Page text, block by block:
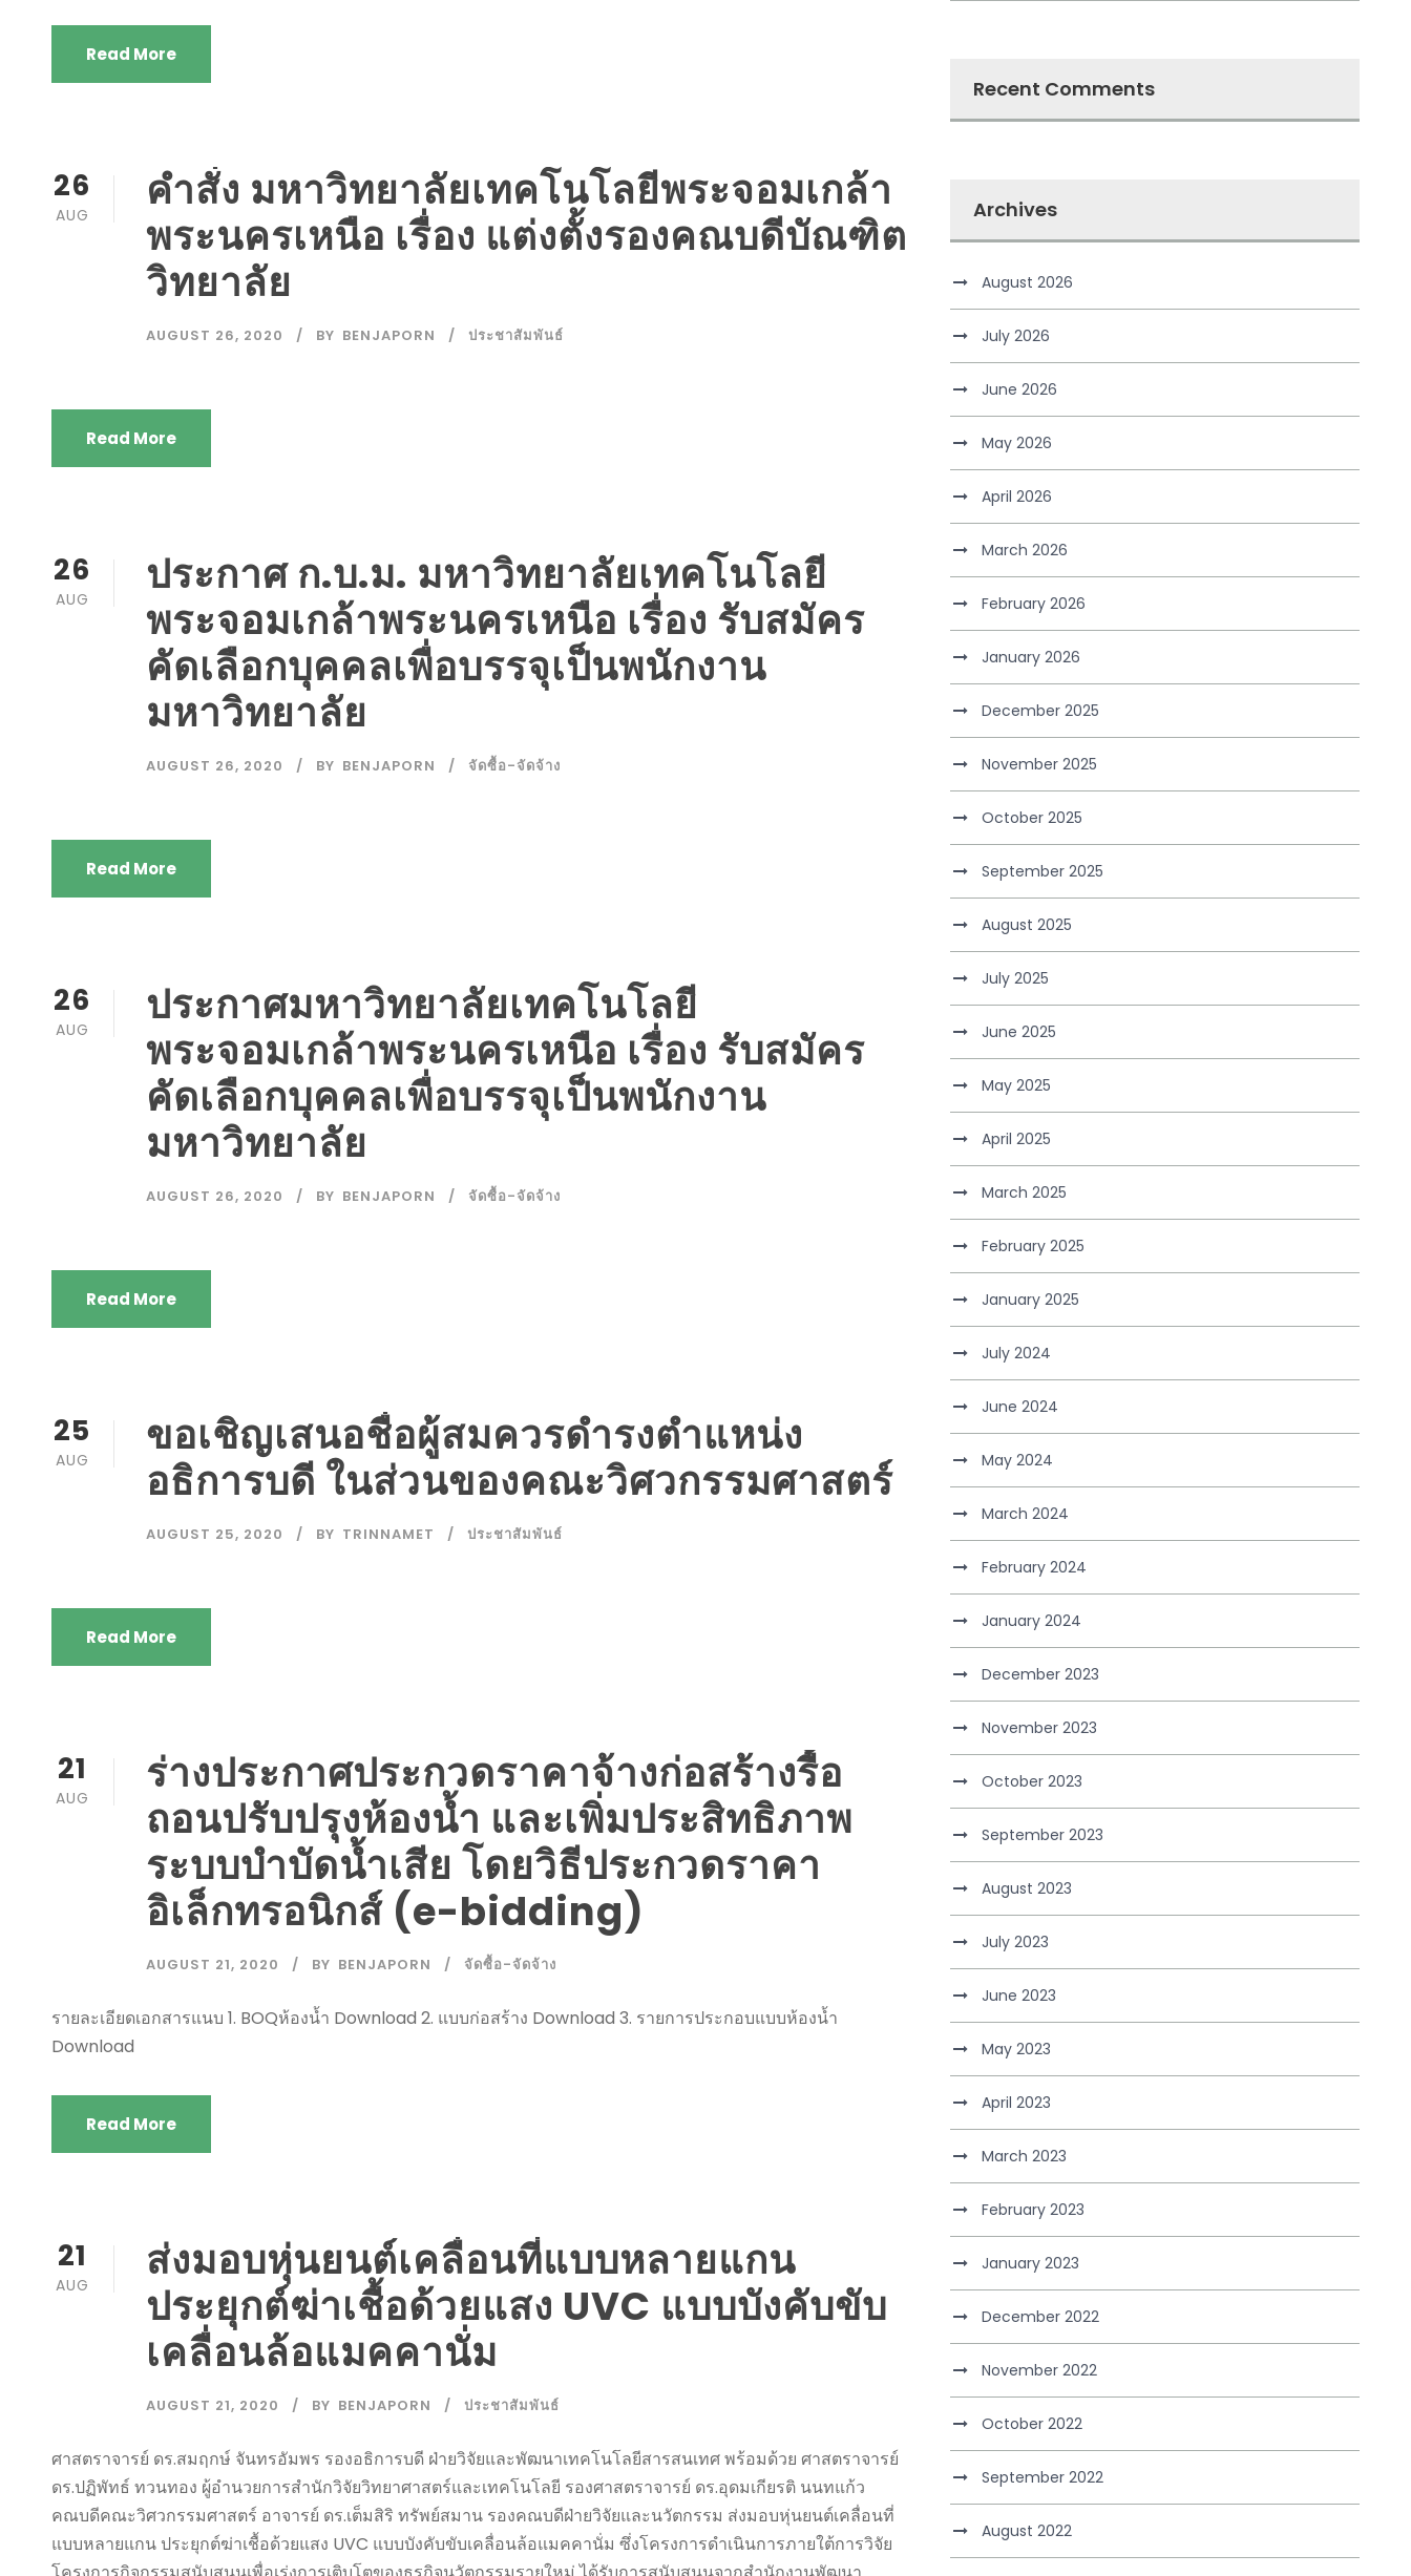
Read More
26
AUG
คำสั่ง มหาวิทยาลัยเทคโนโลยีพระจอมเกล้า
พระนครเหนือ เรื่อง แต่งตั้งรองคณบดีบัณฑิต
วิทยาลัย
AUGUST 26, 2020 BY BENJAPORN ประชาสัมพันธ์
Read More
26
AUG
ประกาศ ก.บ.ม. มหาวิทยาลัยเทคโนโลยี
พระจอมเกล้าพระนครเหนือ เรื่อง รับสมัคร
คัดเลือกบุคคลเพื่อบรรจุเป็นพนักงาน
มหาวิทยาลัย
AUGUST 26, 2020 BY BENJAPORN จัดซื้อ-จัดจ้าง
Read More
26
AUG
ประกาศมหาวิทยาลัยเทคโนโลยี
พระจอมเกล้าพระนครเหนือ เรื่อง รับสมัคร
คัดเลือกบุคคลเพื่อบรรจุเป็นพนักงาน
มหาวิทยาลัย
AUGUST 26, 2020 BY BENJAPORN จัดซื้อ-จัดจ้าง
Read More
25
AUG
ขอเชิญเสนอชื่อผู้สมควรดำรงตำแหน่ง
อธิการบดี ในส่วนของคณะวิศวกรรมศาสตร์
AUGUST 25, 2020 BY TRINNAMET ประชาสัมพันธ์
Read More
21
AUG
ร่างประกาศประกวดราคาจ้างก่อสร้างรื้อ
ถอนปรับปรุงห้องน้ำ และเพิ่มประสิทธิภาพ
ระบบบำบัดน้ำเสีย โดยวิธีประกวดราคา
อิเล็กทรอนิกส์ (e-bidding)
AUGUST 21, 2020 BY BENJAPORN จัดซื้อ-จัดจ้าง
รายละเอียดเอกสารแนบ 1. BOQห้องน้ำ Download 2. แบบก่อสร้าง Download 3. รายการประกอบแบบห้องน้ำ
Download
Read More
21
AUG
ส่งมอบหุ่นยนต์เคลื่อนที่แบบหลายแกน
ประยุกต์ฆ่าเชื้อด้วยแสง UVC แบบบังคับขับ
เคลื่อนล้อแมคคานั่ม
AUGUST 21, 2020 BY BENJAPORN ประชาสัมพันธ์
ศาสตราจารย์ ดร.สมฤกษ์ จันทรอัมพร รองอธิการบดี ฝ่ายวิจัยและพัฒนาเทคโนโลยีสารสนเทศ พร้อมด้วย ศาสตราจารย์
ดร.ปฏิพัทธ์ ทวนทอง ผู้อำนวยการสำนักวิจัยวิทยาศาสตร์และเทคโนโลยี รองศาสตราจารย์ ดร.อุดมเกียรติ นนทแก้ว
คณบดีคณะวิศวกรรมศาสตร์ อาจารย์ ดร.เต็มสิริ ทรัพย์สมาน รองคณบดีฝ่ายวิจัยและนวัตกรรม ส่งมอบหุ่นยนต์เคลื่อนที่
แบบหลายแกน ประยุกต์ฆ่าเชื้อด้วยแสง UVC แบบบังคับขับเคลื่อนล้อแมคคานั่ม ซึ่งโครงการดำเนินการภายใต้การวิจัย
Recent Comments
Archives
August 2026
July 2026
June 2026
May 2026
April 2026
March 2026
February 2026
January 2026
December 2025
November 2025
October 2025
September 2025
August 2025
July 2025
June 2025
May 2025
April 2025
March 2025
February 2025
January 2025
July 2024
June 2024
May 2024
March 2024
February 2024
January 2024
December 2023
November 2023
October 2023
September 2023
August 2023
July 2023
June 2023
May 2023
April 2023
March 2023
February 2023
January 2023
December 2022
November 2022
October 2022
September 2022
August 2022